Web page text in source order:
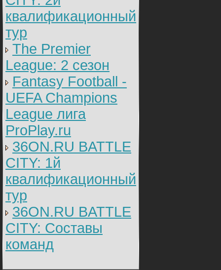
квалификационный
тур
The Premier
League: 2 cезон
Fantasy Football -
UEFA Champions
League лига
ProPlay.ru
36ON.RU BATTLE
CITY: 1й
квалификационный
тур
36ON.RU BATTLE
CITY: Составы
команд